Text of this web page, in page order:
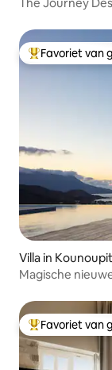
Topfavoriet
Favoriet van
Villa in
Magische
Topfavoriet
Favoriet van